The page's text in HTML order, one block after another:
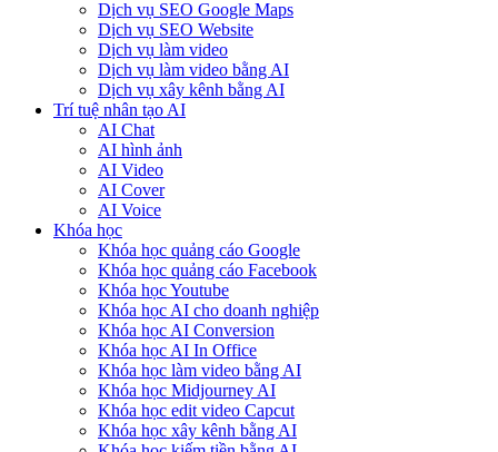
Dịch vụ SEO Google Maps
Dịch vụ SEO Website
Dịch vụ làm video
Dịch vụ làm video bằng AI
Dịch vụ xây kênh bằng AI
Trí tuệ nhân tạo AI
AI Chat
AI hình ảnh
AI Video
AI Cover
AI Voice
Khóa học
Khóa học quảng cáo Google
Khóa học quảng cáo Facebook
Khóa học Youtube
Khóa học AI cho doanh nghiệp
Khóa học AI Conversion
Khóa học AI In Office
Khóa học làm video bằng AI
Khóa học Midjourney AI
Khóa học edit video Capcut
Khóa học xây kênh bằng AI